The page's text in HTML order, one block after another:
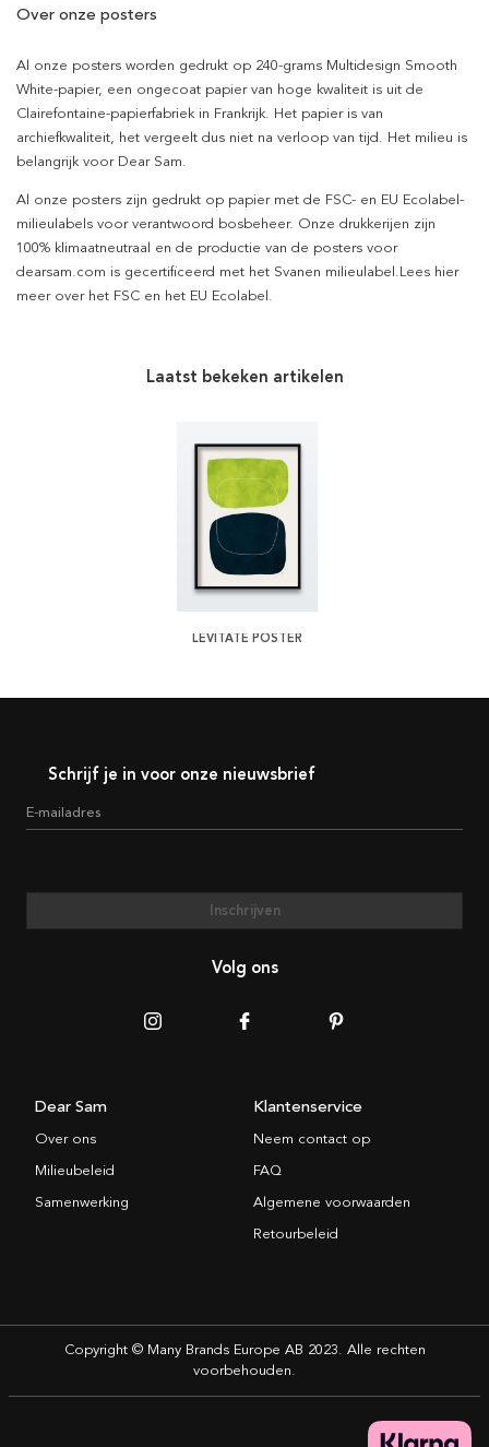
Over onze posters
Al onze posters worden gedrukt op 240-grams Multidesign Smooth
White-papier, een ongecoat papier van hoge kwaliteit is uit de
Clairefontaine-papierfabriek in Frankrijk. Het papier is van
archiefkwaliteit, het vergeelt dus niet na verloop van tijd. Het milieu is
belangrijk voor Dear Sam.
Al onze posters zijn gedrukt op papier met de FSC- en EU Ecolabel-
milieulabels voor verantwoord bosbeheer. Onze drukkerijen zijn
100% klimaatneutraal en de productie van de posters voor
dearsam.com is gecertificeerd met het Svanen milieulabel.Lees hier
meer over het FSC en het EU Ecolabel.
Laatst bekeken artikelen
LEVITATE POSTER
Schrijf je in voor onze nieuwsbrief
E-mailadres
Inschrijven
Volg ons
Dear Sam
Over ons
Milieubeleid
Samenwerking
Klantenservice
Neem contact op
FAQ
Algemene voorwaarden
Retourbeleid
Copyright © Many Brands Europe AB 2023. Alle rechten
voorbehouden.